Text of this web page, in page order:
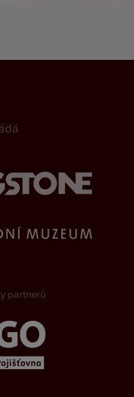
partnerů